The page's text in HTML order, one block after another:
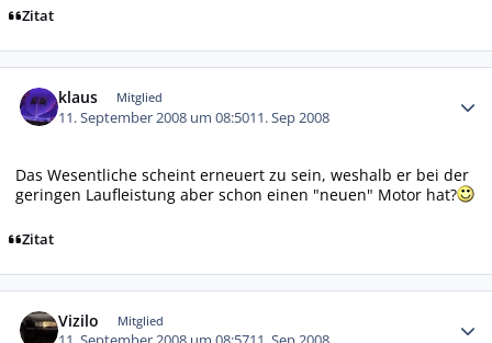
Zitat
klaus Mitglied
11. September 2008 um 08:5011. Sep 2008
Das Wesentliche scheint erneuert zu sein, weshalb er bei der
geringen Laufleistung aber schon einen "neuen" Motor hat?
Zitat
Vizilo Mitglied